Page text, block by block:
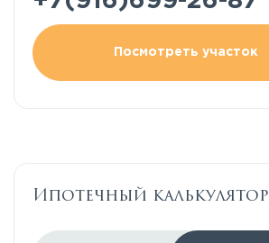
Посмотреть участок
Ипотечный калькулятор